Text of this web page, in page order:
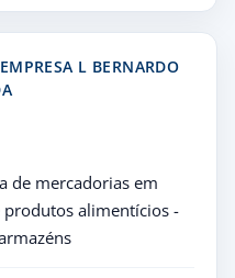
L BERNARDO
de mercadorias em
alimentícios -